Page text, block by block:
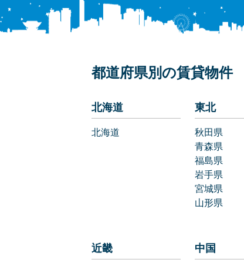
都道府県別の賃貸物件
北海道
北海道
東北
秋田県
青森県
福島県
岩手県
宮城県
山形県
近畿 中国